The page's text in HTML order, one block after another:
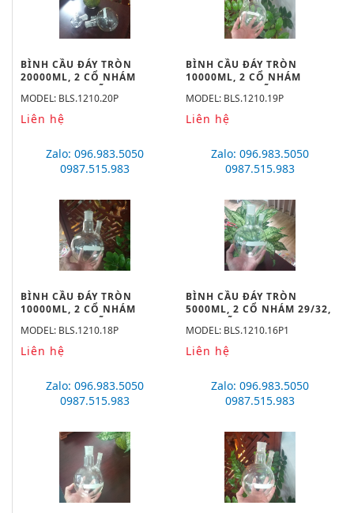
BÌNH CẦU ĐÁY TRÒN
20000ML, 2 CỔ NHÁM
55/44, 24/29 HÃNG
BIOHALL
MODEL: BLS.1210.20P
Liên hệ
BÌNH CẦU ĐÁY TRÒN
10000ML, 2 CỔ NHÁM
55/44, 24/29 HÃNG
BIOHALL
MODEL: BLS.1210.19P
Liên hệ
Zalo: 096.983.5050
0987.515.983
BÌNH CẦU ĐÁY TRÒN
10000ML, 2 CỔ NHÁM
34/35, 24/29 HÃNG
BIOHALL
MODEL: BLS.1210.18P
Liên hệ
Zalo: 096.983.5050
0987.515.983
BÌNH CẦU ĐÁY TRÒN
5000ML, 2 CỔ NHÁM 29/32,
29/32 HÃNG BIOHALL
MODEL: BLS.1210.16P1
Liên hệ
Zalo: 096.983.5050
0987.515.983
Zalo: 096.983.5050
0987.515.983